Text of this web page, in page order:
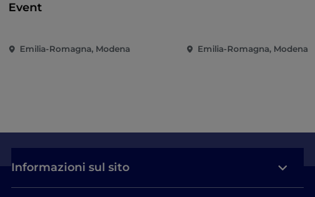
Event
Emilia-Romagna, Modena Emilia-Romagna, Modena
Informazioni sul sito